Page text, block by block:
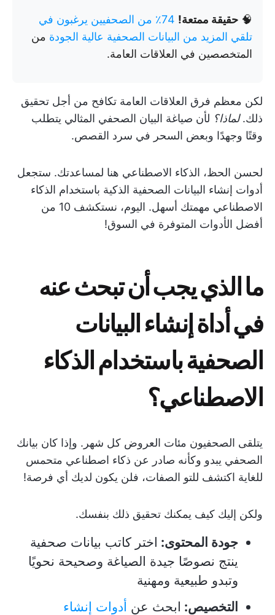
🧠 حقيقة ممتعة!
74٪ من الصحفيين يرغبون في
تلقي المزيد من البيانات الصحفية عالية الجودة من
المتخصصين في العلاقات العامة.
لكن معظم فرق العلاقات العامة تكافح من أجل تحقيق
ذلك.لماذا؟ لأن صياغة البيان الصحفي المثالي يتطلب
وقتًا وجهدًا وبعض السحر في سرد القصص.
لحسن الحظ، الذكاء الاصطناعي هنا لمساعدتك. ستجعل
أدوات إنشاء البيانات الصحفية الذكية باستخدام الذكاء
الاصطناعي مهمتك أسهل. اليوم، نستكشف 10 من
أفضل الأدوات المتوفرة في السوق!
ما الذي يجب أن تبحث عنه
في أداة إنشاء البيانات
الصحفية باستخدام الذكاء
الاصطناعي؟
يتلقى الصحفيون مئات العروض كل شهر. وإذا كان بيانك
الصحفي يبدو وكأنه صادر عن ذكاء اصطناعي متحمس
للغاية اكتشف للتو الصفات، فلن يكون لديك أي فرصة!
ولكن إليك كيف يمكنك تحقيق ذلك بنفسك.
جودة المحتوى: اختر كاتب بيانات صحفية
ينتج نصوصًا جيدة الصياغة وصحيحة نحويًا
وتبدو طبيعية ومهنية
التخصيص: ابحث عن أدوات إنشاء